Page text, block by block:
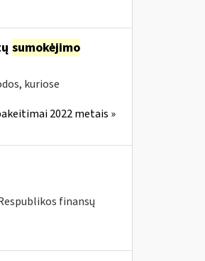
sumokėjimo
kuriose
2022 metais »
finansų